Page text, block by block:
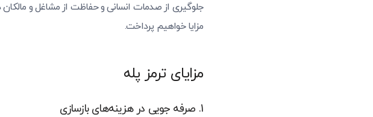
جلوگیری از صدمات انسانی و حفاظت از مشاغل و
مزایا خواهیم پرداخت.
مزایای ترمز پله
1. صرفه جویی در هزینه‌های بازسازی